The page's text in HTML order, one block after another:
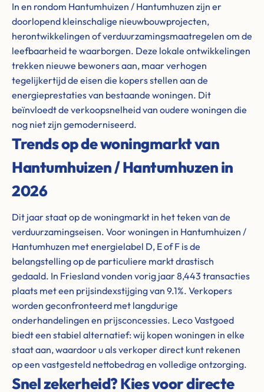
In en rondom Hantumhuizen / Hantumhuzen zijn er
doorlopend kleinschalige nieuwbouwprojecten,
herontwikkelingen of verduurzamingsmaatregelen om de
leefbaarheid te waarborgen. Deze lokale ontwikkelingen
trekken nieuwe bewoners aan, maar verhogen
tegelijkertijd de eisen die kopers stellen aan de
energieprestaties van bestaande woningen. Dit
beïnvloedt de verkoopsnelheid van oudere woningen die
nog niet zijn gemoderniseerd.
Trends op de woningmarkt van
Hantumhuizen / Hantumhuzen in
2026
Dit jaar staat op de woningmarkt in het teken van de
verduurzamingseisen. Voor woningen in Hantumhuizen /
Hantumhuzen met energielabel D, E of F is de
belangstelling op de particuliere markt drastisch
gedaald. In Friesland vonden vorig jaar 8,443 transacties
plaats met een prijsindexstijging van 9.1%. Verkopers
worden geconfronteerd met langdurige
onderhandelingen en prijsconcessies. Leco Vastgoed
biedt een stabiel alternatief: wij kopen woningen in elke
staat aan, waardoor u als verkoper direct kunt rekenen
op een vastgesteld nettobedrag en volledige ontzorging.
Snel zekerheid? Kies voor directe